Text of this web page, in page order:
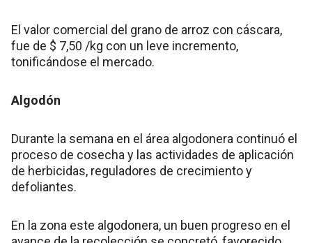
El valor comercial del grano de arroz con cáscara,
fue de $ 7,50 /kg con un leve incremento,
tonificándose el mercado.
Algodón
Durante la semana en el área algodonera continuó el
proceso de cosecha y las actividades de aplicación
de herbicidas, reguladores de crecimiento y
defoliantes.
En la zona este algodonera, un buen progreso en el